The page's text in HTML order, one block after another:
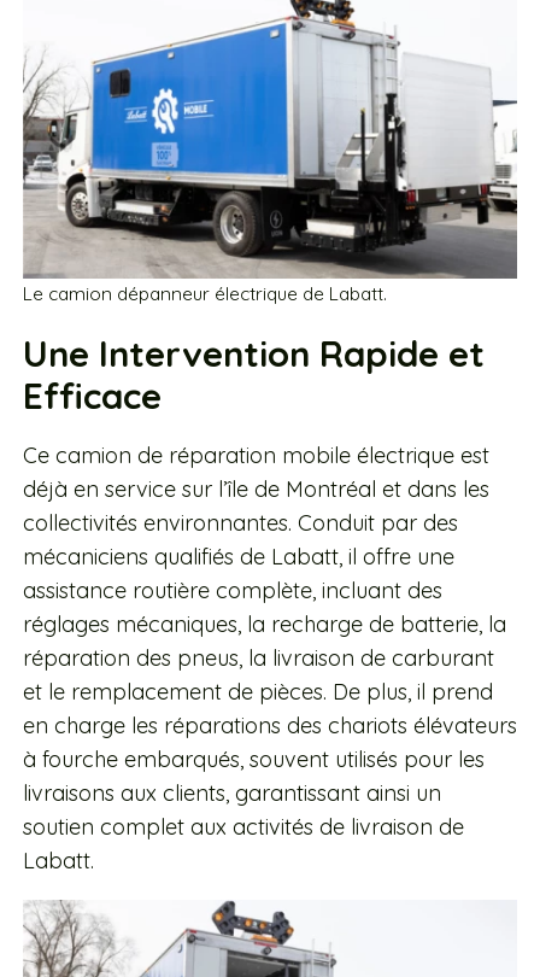
Le camion dépanneur électrique de Labatt.
Une Intervention Rapide et
Efficace
Ce camion de réparation mobile électrique est
déjà en service sur l’île de Montréal et dans les
collectivités environnantes. Conduit par des
mécaniciens qualifiés de Labatt, il offre une
assistance routière complète, incluant des
réglages mécaniques, la recharge de batterie, la
réparation des pneus, la livraison de carburant
et le remplacement de pièces. De plus, il prend
en charge les réparations des chariots élévateurs
à fourche embarqués, souvent utilisés pour les
livraisons aux clients, garantissant ainsi un
soutien complet aux activités de livraison de
Labatt.